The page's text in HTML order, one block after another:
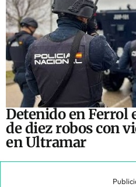
Detenido en Ferrol
de diez robos con
en Ultramar